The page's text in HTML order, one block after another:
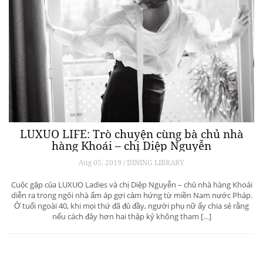
LUXUO LIFE: Trò chuyện cùng bà chủ nhà
hàng Khoái – chị Diệp Nguyễn
Aug 05, 2019 / DINING LIBRARY
Cuộc gặp của LUXUO Ladies và chị Diệp Nguyễn – chủ nhà hàng Khoái
diễn ra trong ngôi nhà ấm áp gợi cảm hứng từ miền Nam nước Pháp.
Ở tuổi ngoài 40, khi mọi thứ đã đủ đầy, người phụ nữ ấy chia sẻ rằng
nếu cách đây hơn hai thập kỷ không tham […]